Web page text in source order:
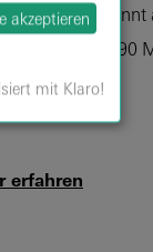
Sie
in der Regel 90
erfahren
akzeptieren
mit Klaro!